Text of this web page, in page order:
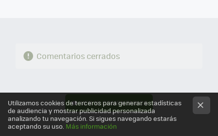
Comentarios cerrados
VER10 COMENTARIOS
Utilizamos cookies de terceros para generar estadísticas
de audiencia y mostrar publicidad personalizada
analizando tu navegación. Si sigues navegando estarás
aceptando su uso. Más información